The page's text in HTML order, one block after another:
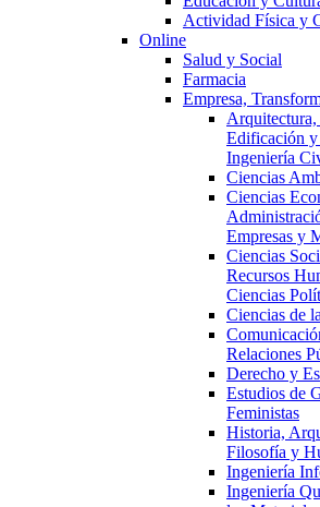
Actividad Física y
Online
Salud y Social
Farmacia
Empresa,
Edificación
Ingeniería
Ciencias
Ciencias
Empresas y
Ciencias
Recursos
Ciencias
Ciencias de
Relaciones
Derecho y
Estudios de
Feministas
Historia,
Filosofía y
Ingeniería
Ingeniería